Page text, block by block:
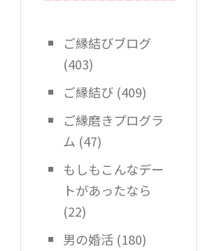
ご縁結びブログ
(403)
ご縁結び(409)
ご縁磨きプログラ
ム (47)
もしもこんなデー
トがあったなら
(22)
男の婚活 (180)